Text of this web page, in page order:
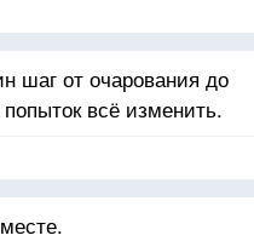
шаг от очарования до
всё изменить.